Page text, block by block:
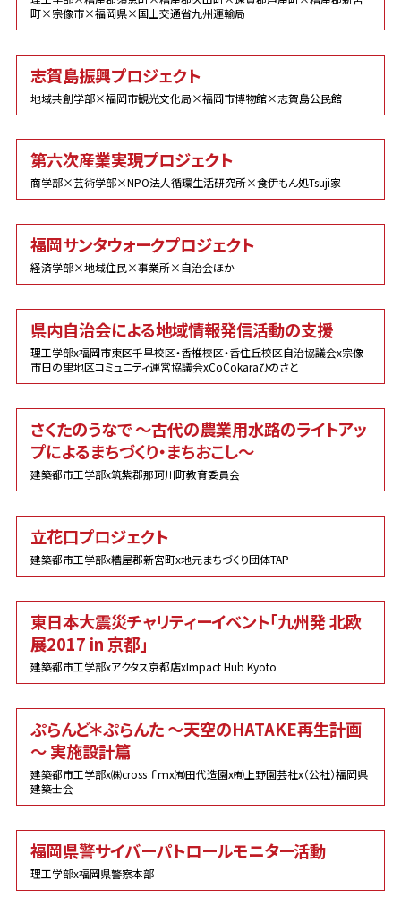
町×宗像市×福岡県×国土交通省九州運輸局
志賀島振興プロジェクト
地域共創学部×福岡市観光文化局×福岡市博物館×志賀島公民館
第六次産業実現プロジェクト
商学部×芸術学部×NPO法人循環生活研究所×食伊もん処Tsuji家
福岡サンタウォークプロジェクト
経済学部×地域住民×事業所×自治会ほか
県内自治会による地域情報発信活動の支援
理工学部x福岡市東区千早校区・香椎校区・香住丘校区自治協議会x宗像
市日の里地区コミュニティ運営協議会xCoCokaraひのさと
さくたのうなで ～古代の農業用水路のライトアッ
プによるまちづくり・まちおこし～
建築都市工学部x筑紫郡那珂川町教育委員会
立花口プロジェクト
建築都市工学部x糟屋郡新宮町x地元まちづくり団体TAP
東日本大震災チャリティーイベント「九州発 北欧
展2017 in 京都」
建築都市工学部xアクタス京都店xImpact Hub Kyoto
ぷらんど＊ぷらんた ～天空のHATAKE再生計画
～ 実施設計篇
建築都市工学部x㈱cross ｆｍx㈲田代造園x㈲上野園芸社x（公社）福岡県
建築士会
福岡県警サイバーパトロールモニター活動
理工学部x福岡県警察本部